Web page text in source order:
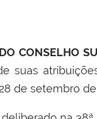
CONSELHO
suas
de setembro